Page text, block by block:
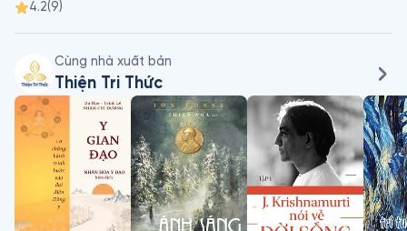
4.2(9)
Cùng nhà xuất bản
Thiện Tri Thức